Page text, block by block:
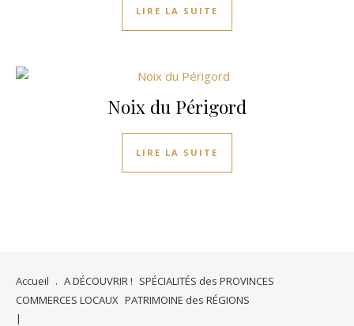
LIRE LA SUITE
Noix du Périgord
LIRE LA SUITE
Accueil . A DÉCOUVRIR ! SPÉCIALITÉS des PROVINCES
COMMERCES LOCAUX PATRIMOINE des RÉGIONS